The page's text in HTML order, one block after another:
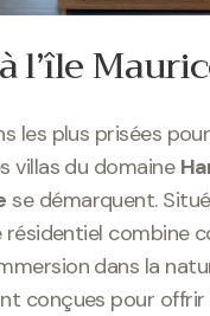
l’île
les plus prisées
villas du domaine
se démarquent.
résidentiel combine
dans la
conçues pour